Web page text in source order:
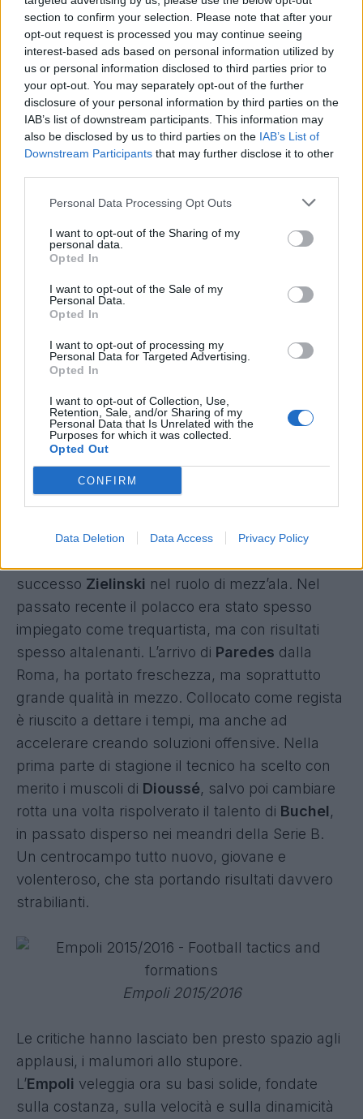
section to confirm your selection. Please note that after your
opt-out request is processed you may continue seeing
interest-based ads based on personal information utilized by
us or personal information disclosed to third parties prior to
your opt-out. You may separately opt-out of the further
disclosure of your personal information by third parties on the
IAB’s list of downstream participants. This information may
also be disclosed by us to third parties on the IAB’s List of
Downstream Participants that may further disclose it to other
Personal Data Processing Opt Outs
I want to opt-out of the Sharing of my
personal data.
Opted In
I want to opt-out of the Sale of my
Personal Data.
Opted In
I want to opt-out of processing my
Personal Data for Targeted Advertising.
Opted In
I want to opt-out of Collection, Use,
Retention, Sale, and/or Sharing of my
Personal Data that Is Unrelated with the
Purposes for which it was collected.
Opted Out
CONFIRM
Data Deletion Data Access Privacy Policy
come modo di stare in campo ed approcciare la
gara. E’ stato riscattato Saponara ed è stato
confermato il tandem offensivoMaccarone-
Pucciarelli .
Per quanto riguarda il mercato in entrata sono
state necessarie numerose operazioni. Tra i pali
è stato ottenuto il prestito diSkorupski, ragazzo
del ’91 di proprietà della Roma. Nel ruolo di
terzino destro è stato investito di responsabilità
buone doti difensive e di supporto offensivo.
Come centrale è stato tesserato Andrea
rimasto libero dopo il fallimento del Parma.
Quest’ultimo giocatore risiede quasi certamente
carriera che avrebbero meritato e, in questo
inizio di stagione, non mi sta smentendo. In
avanti è stato aggiuntoLivajaper sostituire
Tavano. Come vice Saponara è stato invece
lanciato il bosniaco
Il centrocampo è stato invece totalmente
banali.
successo Zielinski nel ruolo di mezz’ala. Nel
passato recente il polacco era stato spesso
impiegato come trequartista, ma con risultati
spesso altalenanti. L’arrivo di Paredes dalla
Roma, ha portato freschezza, ma soprattutto
grande qualità in mezzo. Collocato come regista
è riuscito a dettare i tempi, ma anche ad
accelerare creando soluzioni offensive. Nella
prima parte di stagione il tecnico ha scelto con
merito i muscoli di Dioussé, salvo poi cambiare
rotta una volta rispolverato il talento di Buchel,
in passato disperso nei meandri della Serie B.
Un centrocampo tutto nuovo, giovane e
volenteroso, che sta portando risultati davvero
strabilianti.
Empoli 2015/2016
Le critiche hanno lasciato ben presto spazio agli
applausi, i malumori allo stupore.
L’Empoli veleggia ora su basi solide, fondate
sulla costanza, sulla velocità e sulla dinamicità